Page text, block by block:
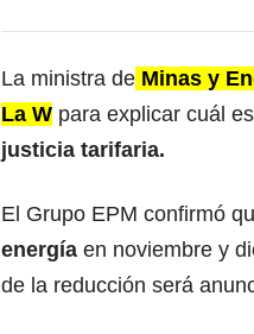
La ministra de Minas y
La W para explicar cuál
justicia tarifaria.
El Grupo EPM confirmó
energía en noviembre y
de la reducción será